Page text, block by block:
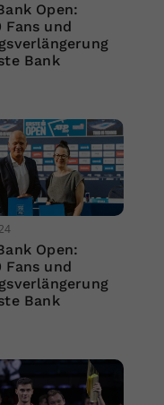
Open:
Fans und
Bank
Open:
Fans und
Bank